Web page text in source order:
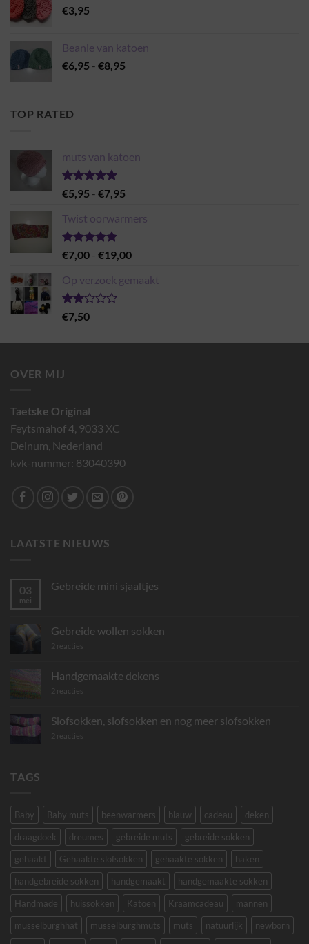
€3,95
Beanie van katoen
€6,95 - €8,95
TOP RATED
muts van katoen
Gewaardeerd
5.00
€5,95 - €7,95
tot
Twist oorwarmers
Gewaardeerd
5.00
€7,00 - €19,00Prijsklasse:
tot
Op verzoek gemaakt
Gewaardeerd
2.00
€7,50
OVER MIJ
Taetske Original
Feytsmahof 4, 9033 XC
Deinum, Nederland
kvk-nummer: 83040390
LAATSTE NIEUWS
03
mei
Gebreide mini sjaaltjes
Gebreide
mini
sjaaltjes
Gebreide wollen sokken
2 reacties
Handgemaakte dekens
2 reacties
Slofsokken, slofsokken en nog meer slofsokken
2 reacties
TAGS
Baby Baby muts beenwarmers blauw cadeau
deken
draagdoek
dreumes gebreide muts
gebreide sokken
gehaakt
Gehaakte slofsokken gehaakte sokken
haken
handgebreide sokken
handgemaakt
handgemaakte sokken
Handmade
huissokken Katoen Kraamcadeau
mannen
musselburghhat
musselburghmuts muts natuurlijk
newborn